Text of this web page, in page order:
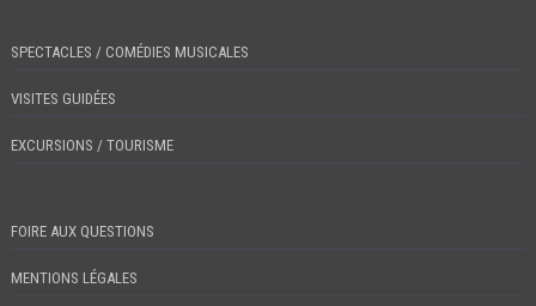
SPECTACLES / COMÉDIES MUSICALES
VISITES GUIDÉES
EXCURSIONS / TOURISME
FOIRE AUX QUESTIONS
MENTIONS LÉGALES